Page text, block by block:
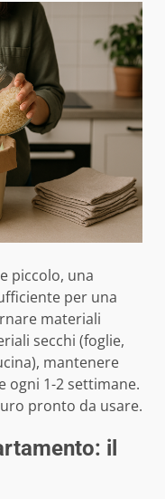
piccolo, una
per una
materiali
secchi (foglie,
mantenere
ogni 1-2 settimane.
pronto da usare.
il